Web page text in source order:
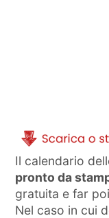
Il calendario
pronto da
gratuita e far
Nel caso in cui